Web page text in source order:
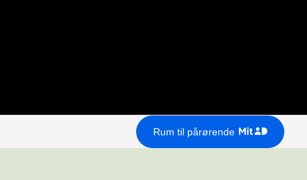
Rum til pårørende